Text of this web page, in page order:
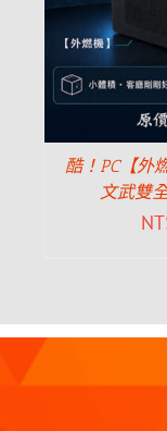
酷！PC【外
文武雙